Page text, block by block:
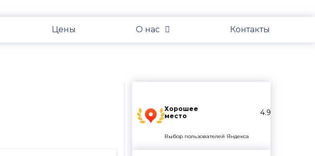
Цены О нас Контакты
Хорошее
место
4.9
Выбор пользователей Яндекса